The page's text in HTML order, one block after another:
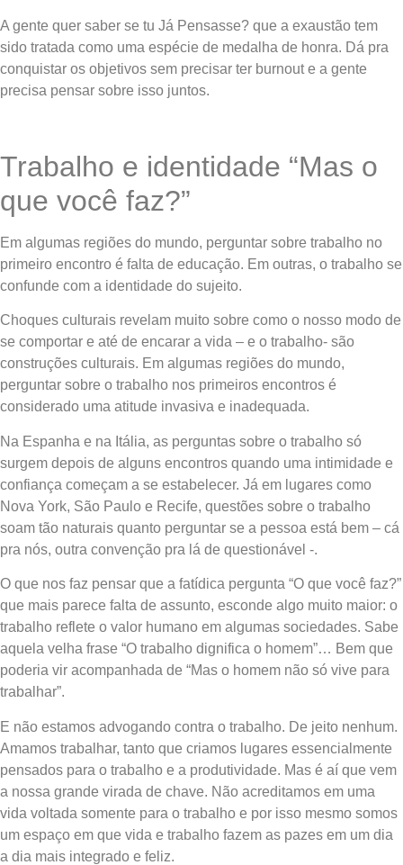
A gente quer saber se tu Já Pensasse? que a exaustão tem
sido tratada como uma espécie de medalha de honra. Dá pra
conquistar os objetivos sem precisar ter burnout e a gente
precisa pensar sobre isso juntos.
Trabalho e identidade “Mas o
que você faz?”
Em algumas regiões do mundo, perguntar sobre trabalho no
primeiro encontro é falta de educação. Em outras, o trabalho se
confunde com a identidade do sujeito.
Choques culturais revelam muito sobre como o nosso modo de
se comportar e até de encarar a vida – e o trabalho- são
construções culturais. Em algumas regiões do mundo,
perguntar sobre o trabalho nos primeiros encontros é
considerado uma atitude invasiva e inadequada.
Na Espanha e na Itália, as perguntas sobre o trabalho só
surgem depois de alguns encontros quando uma intimidade e
confiança começam a se estabelecer. Já em lugares como
Nova York, São Paulo e Recife, questões sobre o trabalho
soam tão naturais quanto perguntar se a pessoa está bem – cá
pra nós, outra convenção pra lá de questionável -.
O que nos faz pensar que a fatídica pergunta “O que você faz?”
que mais parece falta de assunto, esconde algo muito maior: o
trabalho reflete o valor humano em algumas sociedades. Sabe
aquela velha frase “O trabalho dignifica o homem”… Bem que
poderia vir acompanhada de “Mas o homem não só vive para
trabalhar”.
E não estamos advogando contra o trabalho. De jeito nenhum.
Amamos trabalhar, tanto que criamos lugares essencialmente
pensados para o trabalho e a produtividade. Mas é aí que vem
a nossa grande virada de chave. Não acreditamos em uma
vida voltada somente para o trabalho e por isso mesmo somos
um espaço em que vida e trabalho fazem as pazes em um dia
a dia mais integrado e feliz.